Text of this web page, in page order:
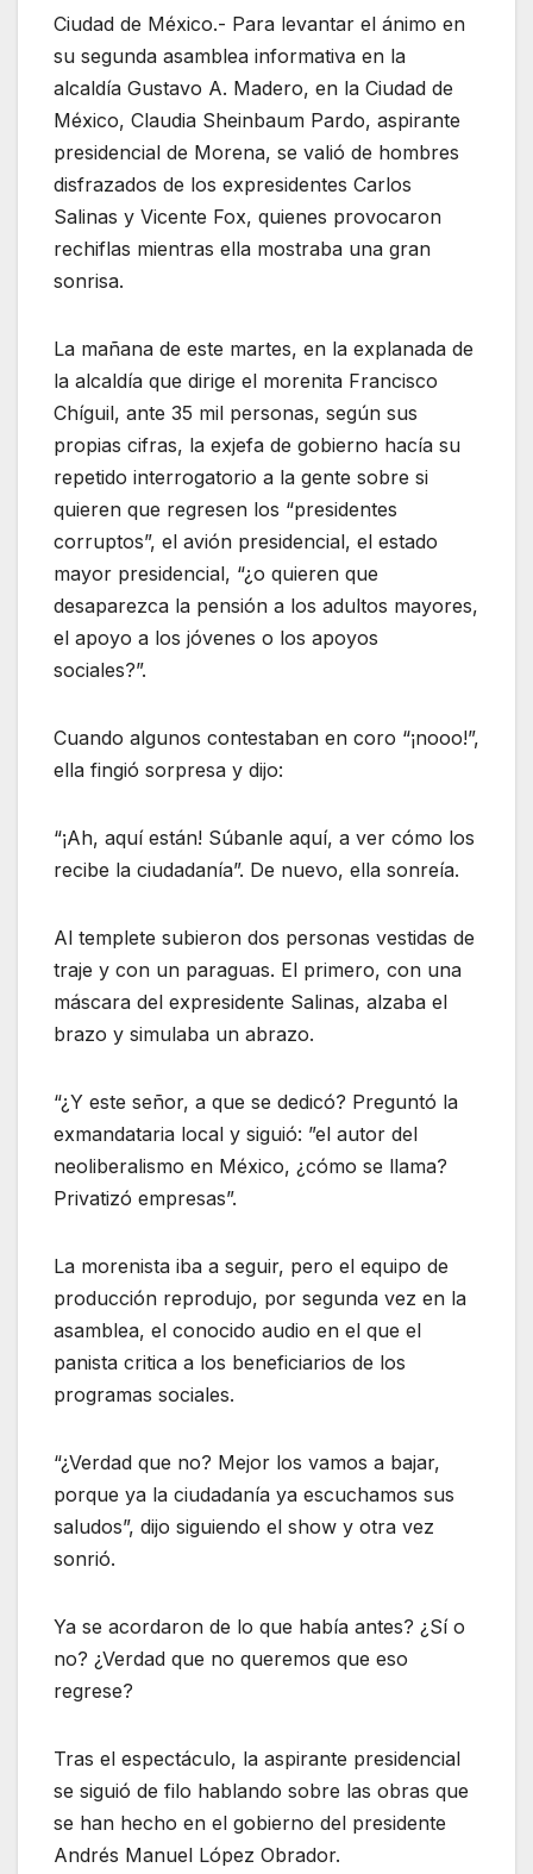
Ciudad de México.- Para levantar el ánimo en
su segunda asamblea informativa en la
alcaldía Gustavo A. Madero, en la Ciudad de
México, Claudia Sheinbaum Pardo, aspirante
presidencial de Morena, se valió de hombres
disfrazados de los expresidentes Carlos
Salinas y Vicente Fox, quienes provocaron
rechiflas mientras ella mostraba una gran
sonrisa.
La mañana de este martes, en la explanada de
la alcaldía que dirige el morenita Francisco
Chíguil, ante 35 mil personas, según sus
propias cifras, la exjefa de gobierno hacía su
repetido interrogatorio a la gente sobre si
quieren que regresen los “presidentes
corruptos”, el avión presidencial, el estado
mayor presidencial, “¿o quieren que
desaparezca la pensión a los adultos mayores,
el apoyo a los jóvenes o los apoyos
sociales?”.
Cuando algunos contestaban en coro “¡nooo!”,
ella fingió sorpresa y dijo:
“¡Ah, aquí están! Súbanle aquí, a ver cómo los
recibe la ciudadanía”. De nuevo, ella sonreía.
Al templete subieron dos personas vestidas de
traje y con un paraguas. El primero, con una
máscara del expresidente Salinas, alzaba el
brazo y simulaba un abrazo.
“¿Y este señor, a que se dedicó? Preguntó la
exmandataria local y siguió: ”el autor del
neoliberalismo en México, ¿cómo se llama?
Privatizó empresas”.
La morenista iba a seguir, pero el equipo de
producción reprodujo, por segunda vez en la
asamblea, el conocido audio en el que el
panista critica a los beneficiarios de los
programas sociales.
“¿Verdad que no? Mejor los vamos a bajar,
porque ya la ciudadanía ya escuchamos sus
saludos”, dijo siguiendo el show y otra vez
sonrió.
Ya se acordaron de lo que había antes? ¿Sí o
no? ¿Verdad que no queremos que eso
regrese?
Tras el espectáculo, la aspirante presidencial
se siguió de filo hablando sobre las obras que
se han hecho en el gobierno del presidente
Andrés Manuel López Obrador.